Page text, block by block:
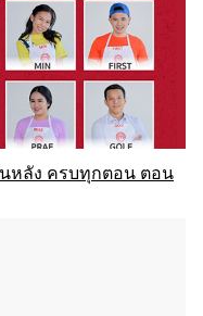
อนหลัง ครบทุกตอน ตอน